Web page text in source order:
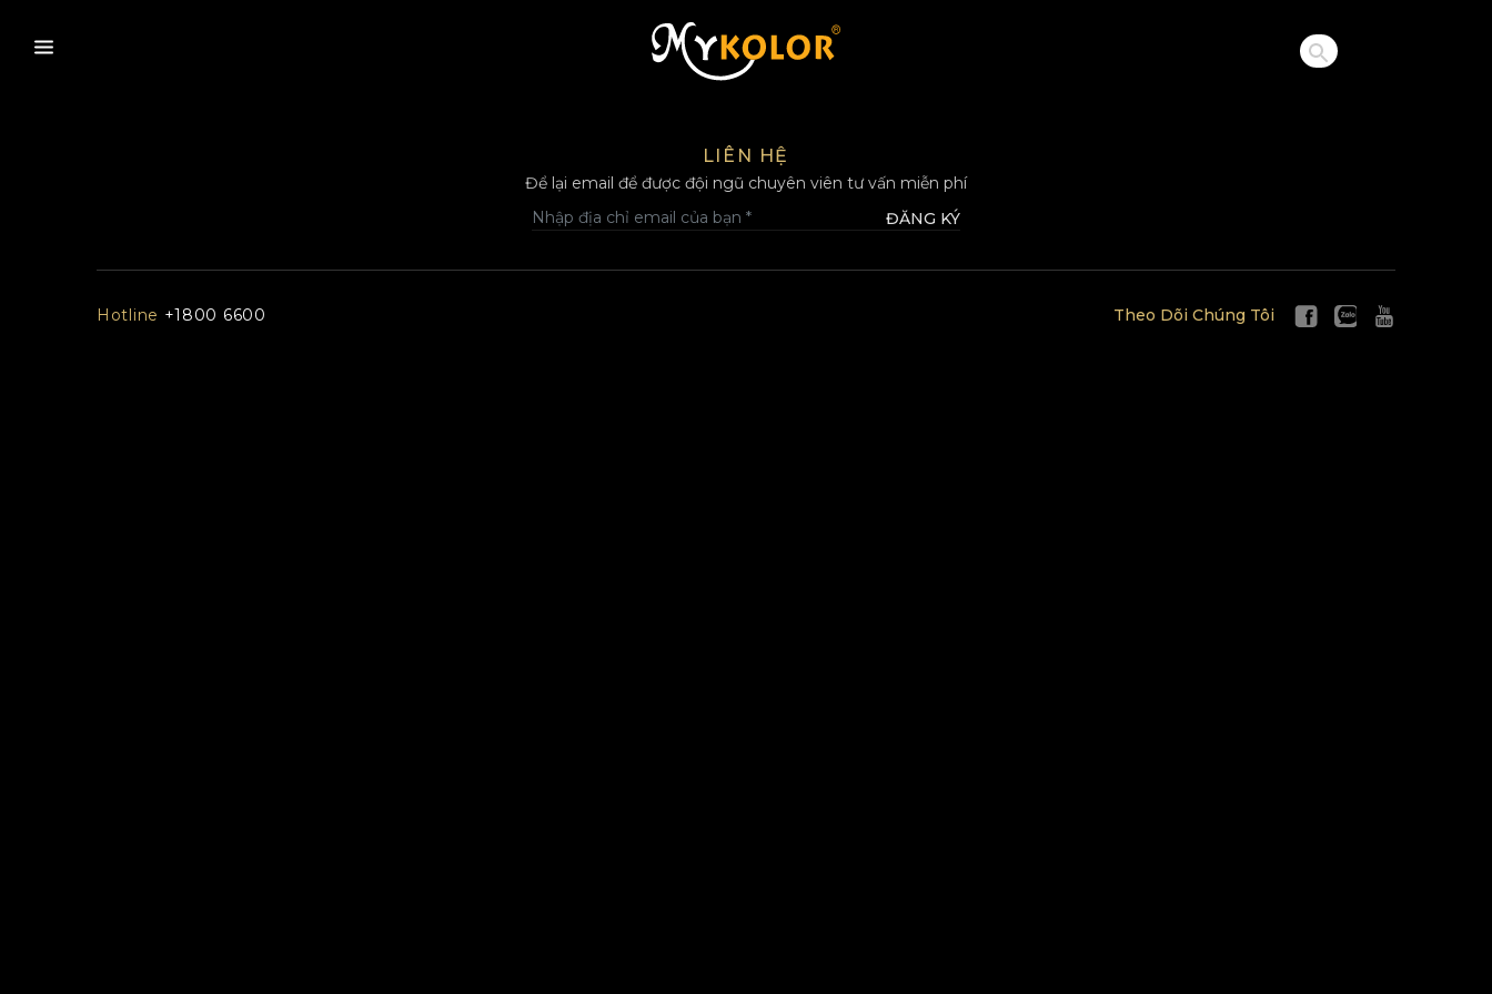
MYKOLOR
LIÊN HỆ
Để lại email để được đội ngũ chuyên viên tư vấn miễn phí
ĐĂNG KÝ
Hotline +1800 6600 Theo Dõi Chúng Tôi